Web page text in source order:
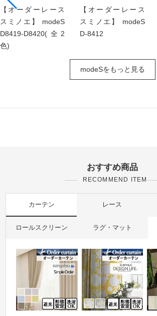
【オーダーレース
スミノエ】 modeS
D8419-D8420(全2
色)
【オーダーレース
スミノエ】 modeS
D-8412
modeSをもっと見る
おすすめ商品
RECOMMEND ITEM
カーテン レース
ロールスクリーン ラグ・マット